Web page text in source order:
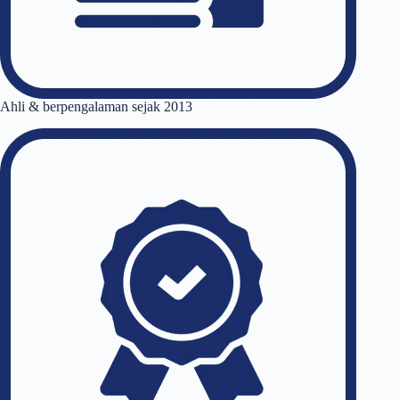
Ahli & berpengalaman sejak 2013